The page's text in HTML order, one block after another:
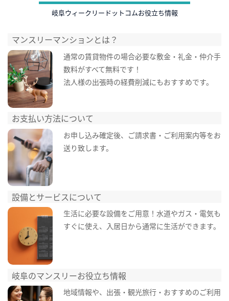
岐阜ウィークリードットコムお役立ち情報
マンスリーマンションとは？
通常の賃貸物件の場合必要な敷金・礼金・仲介手
数料がすべて無料です！
法人様の出張時の経費削減にもおすすめです。
お支払い方法について
お申し込み確定後、ご請求書・ご利用案内等をお
送り致します。
設備とサービスについて
生活に必要な設備をご用意！水道やガス・電気も
すぐに使え、入居日から通常に生活ができます。
岐阜のマンスリーお役立ち情報
地域情報や、出張・観光旅行・おすすめのご利用